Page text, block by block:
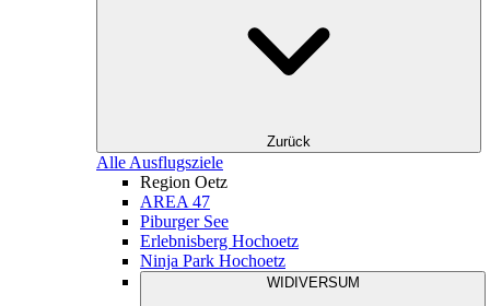
Zurück
Alle Ausflugsziele
Region Oetz
AREA 47
Piburger See
Erlebnisberg Hochoetz
Ninja Park Hochoetz
WIDIVERSUM